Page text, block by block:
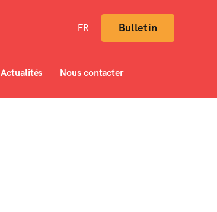
FR Bulletin
Actualités Nous contacter